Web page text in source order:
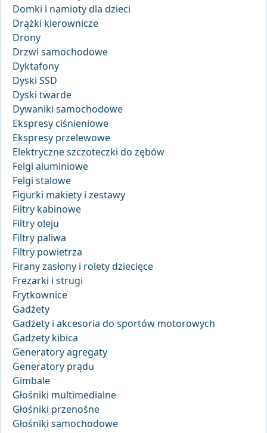
Domki i namioty dla dzieci
Drążki kierownicze
Drony
Drzwi samochodowe
Dyktafony
Dyski SSD
Dyski twarde
Dywaniki samochodowe
Ekspresy ciśnieniowe
Ekspresy przelewowe
Elektryczne szczoteczki do zębów
Felgi aluminiowe
Felgi stalowe
Figurki makiety i zestawy
Filtry kabinowe
Filtry oleju
Filtry paliwa
Filtry powietrza
Firany zasłony i rolety dziecięce
Frezarki i strugi
Frytkownice
Gadżety
Gadżety i akcesoria do sportów motorowych
Gadżety kibica
Generatory agregaty
Generatory prądu
Gimbale
Głośniki multimedialne
Głośniki przenośne
Głośniki samochodowe